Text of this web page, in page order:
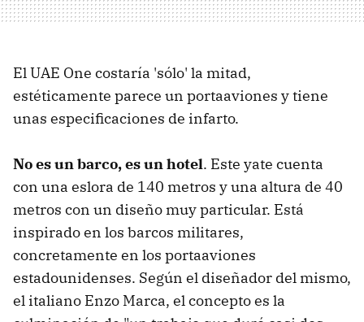
El UAE One costaría 'sólo' la mitad,
estéticamente parece un portaaviones y tiene
unas especificaciones de infarto.
No es un barco, es un hotel. Este yate cuenta
con una eslora de 140 metros y una altura de 40
metros con un diseño muy particular. Está
inspirado en los barcos militares,
concretamente en los portaaviones
estadounidenses. Según el diseñador del mismo,
el italiano Enzo Marca, el concepto es la